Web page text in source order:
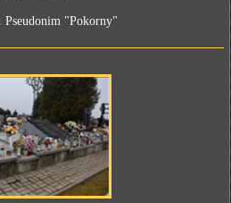
Pseudonim "Pokorny"